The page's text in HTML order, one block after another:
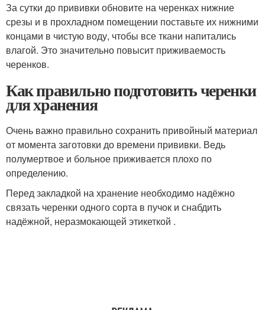
За сутки до прививки обновите на черенках нижние
срезы и в прохладном помещении поставьте их нижними
концами в чистую воду, чтобы все ткани напитались
влагой. Это значительно повысит приживаемость
черенков.
Как правильно подготовить черенки
для хранения
Очень важно правильно сохранить привойный материал
от момента заготовки до времени прививки. Ведь
полумертвое и больное приживается плохо по
определению.
Перед закладкой на хранение необходимо надёжно
связать черенки одного сорта в пучок и снабдить
надёжной, неразмокающей этикеткой .